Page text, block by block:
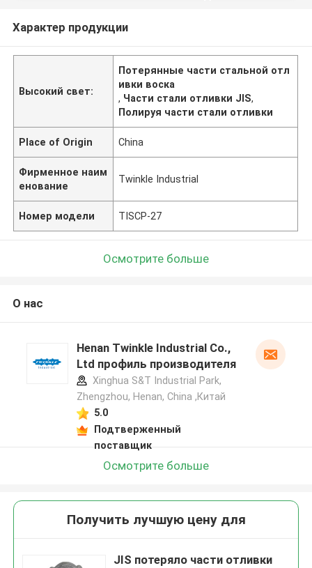
Характер продукции
Высокий свет:
Потерянные части стальной отл
ивки воска
, Части стали отливки JIS,
Полируя части стали отливки
Place of Origin China
Фирменное наим
енование
Twinkle Industrial
Номер модели TISCP-27
Осмотрите больше
О нас
Henan Twinkle Industrial Co.,
Ltd профиль производителя
Xinghua S&T Industrial Park,
Zhengzhou, Henan, China ,Китай
5.0
Подтверженный
поставщик
Осмотрите больше
Получить лучшую цену для
JIS потеряло части отливки